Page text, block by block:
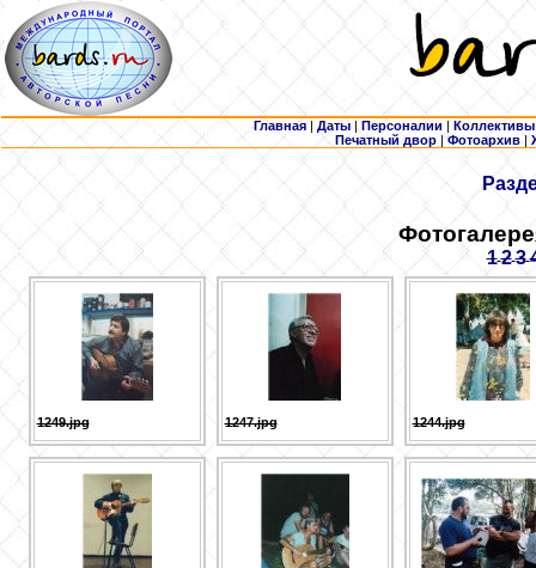
Главная | Даты | Персоналии | Коллективы
Печатный двор |Фотоархив |
123
1249.jpg 1247.jpg 1244.jpg